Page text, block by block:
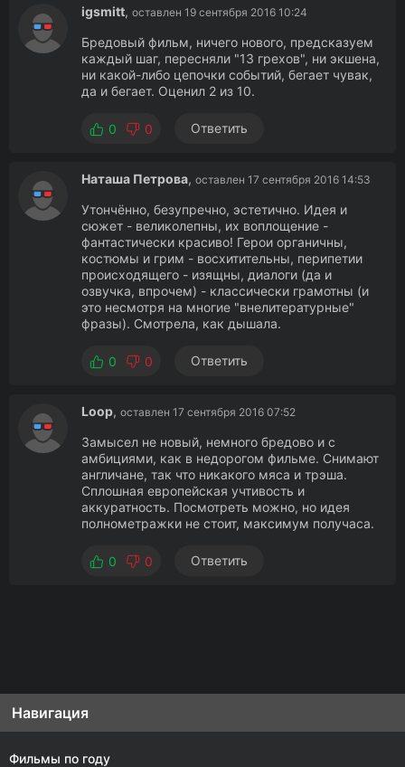
igsmitt, оставлен 19 сентября 2016 10:24
Бредовый фильм, ничего нового, предсказуем
каждый шаг, пересняли "13 грехов", ни экшена,
ни какой-либо цепочки событий, бегает чувак,
да и бегает. Оценил 2 из 10.
0 0 Ответить
Наташа Петрова, оставлен 17 сентября 2016 14:53
Утончённо, безупречно, эстетично. Идея и
сюжет - великолепны, их воплощение -
фантастически красиво! Герои органичны,
костюмы и грим - восхитительны, перипетии
происходящего - изящны, диалоги (да и
озвучка, впрочем) - классически грамотны (и
это несмотря на многие "внелитературные"
фразы). Смотрела, как дышала.
0 0 Ответить
Loop, оставлен 17 сентября 2016 07:52
Замысел не новый, немного бредово и с
амбициями, как в недорогом фильме. Снимают
англичане, так что никакого мяса и трэша.
Сплошная европейская учтивость и
аккуратность. Посмотреть можно, но идея
полнометражки не стоит, максимум получаса.
0 0 Ответить
Навигация
Фильмы по году